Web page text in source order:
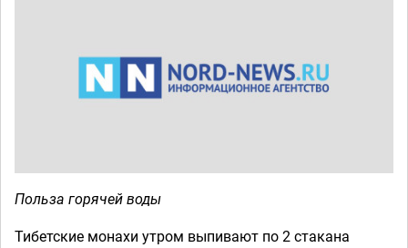
Польза горячей воды
Тибетские монахи утром выпивают по 2 стакана